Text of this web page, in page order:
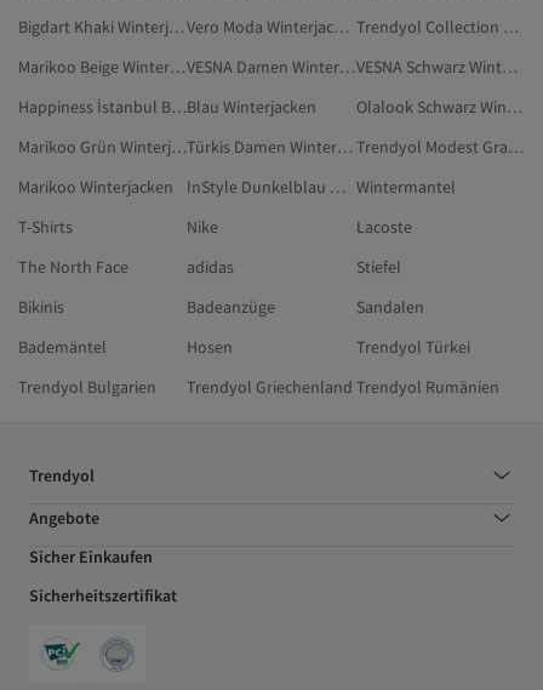
Bigdart Khaki Winterjacken
Vero Moda Winterjacken
Trendyol Collection Khaki Winterjacken
Marikoo Beige Winterjacken
VESNA Damen Winterjacken
VESNA Schwarz Winterjacken
Happiness İstanbul Beige WinterjackenBlau Winterjacken
Olalook Schwarz Winterjacken
Marikoo Grün Winterjacken
Türkis Damen Winterjacken
Trendyol Modest Grau Jacken
Marikoo Winterjacken
InStyle Dunkelblau Winterjacken Wintermantel
T-Shirts
Nike
Lacoste
The North Face
adidas
Stiefel
Bikinis
Badeanzüge
Sandalen
Bademäntel
Hosen
Trendyol Türkei
Trendyol Bulgarien
Trendyol Griechenland Trendyol Rumänien
Trendyol
Angebote
Sicher Einkaufen
Sicherheitszertifikat